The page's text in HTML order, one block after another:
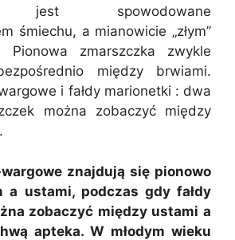
jest spowodowane
śmiechu, a mianowicie „złym”
Pionowa zmarszczka zwykle
między brwiami.
i fałdy marionetki : dwa
można zobaczyć między
wargowe znajdują się pionowo
a ustami, podczas gdy fałdy
zobaczyć między ustami a
apteka. W młodym wieku